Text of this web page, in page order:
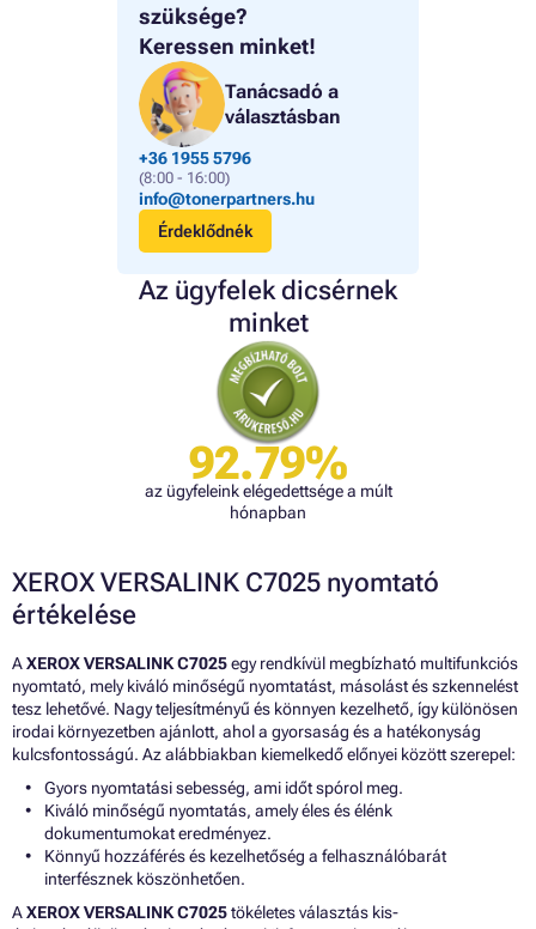
szüksége?
Keressen minket!
Tanácsadó a
választásban
+36 1955 5796
(8:00 - 16:00)
info@tonerpartners.hu
Érdeklődnék
Az ügyfelek dicsérnek
minket
92.79%
az ügyfeleink elégedettsége a múlt
hónapban
XEROX VERSALINK C7025 nyomtató
értékelése
AXEROX VERSALINK C7025egy rendkívül megbízható multifunkciós
nyomtató, mely kiváló minőségű nyomtatást, másolást és szkennelést
tesz lehetővé. Nagy teljesítményű és könnyen kezelhető, így különösen
irodai környezetben ajánlott, ahol a gyorsaság és a hatékonyság
kulcsfontosságú. Az alábbiakban kiemelkedő előnyei között szerepel:
Gyors nyomtatási sebesség, ami időt spórol meg.
Kiváló minőségű nyomtatás, amely éles és élénk
dokumentumokat eredményez.
Könnyű hozzáférés és kezelhetőség a felhasználóbarát
interfésznek köszönhetően.
AXEROX VERSALINK C7025tökéletes választás kis-